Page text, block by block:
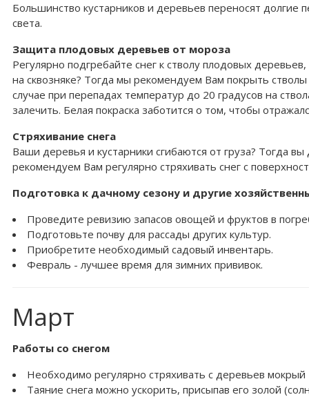
Большинство кустарников и деревьев переносят
света.
Защита плодовых деревьев от мороза
Регулярно подгребайте снег к стволу плодовых
на сквозняке? Тогда мы рекомендуем Вам покрыть
случае при перепадах температур до 20 градусов на
залечить. Белая покраска заботится о том, чтобы
Стряхивание снега
Ваши деревья и кустарники сгибаются от груза? Тогда
рекомендуем Вам регулярно стряхивать снег с
Подготовка к дачному сезону и другие
Проведите ревизию запасов овощей и фруктов в
Подготовьте почву для рассады других культур.
Приобретите необходимый садовый инвентарь.
Февраль - лучшее время для зимних прививок.
Март
Работы со снегом
Необходимо регулярно стряхивать с деревьев
Таяние снега можно ускорить, присыпав его золой